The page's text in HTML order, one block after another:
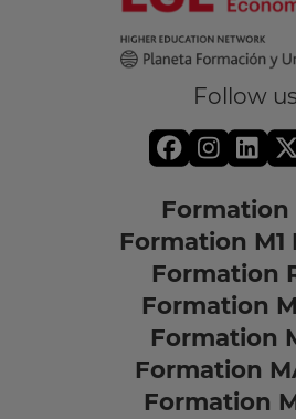
Follow
Formation
Formation M1
Formation
Formation
Formation
Formation
Formation